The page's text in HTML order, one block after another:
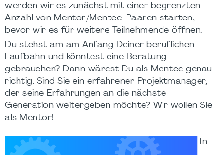
werden wir es zunächst mit einer begrenzten
Anzahl von Mentor/Mentee-Paaren starten,
bevor wir es für weitere Teilnehmende öffnen.
Du stehst am am Anfang Deiner beruflichen
Laufbahn und könntest eine Beratung
gebrauchen? Dann wärest Du als Mentee genau
richtig. Sind Sie ein erfahrener Projektmanager,
der seine Erfahrungen an die nächste
Generation weitergeben möchte? Wir wollen Sie
als Mentor!
In